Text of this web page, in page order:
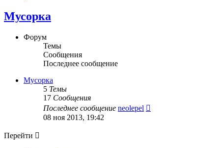
Мусорка
Форум
Темы
Сообщения
Последнее сообщение
Мусорка
5 Темы
17 Сообщения
Последнее сообщение neolepel
08 ноя 2013, 19:42
Перейти